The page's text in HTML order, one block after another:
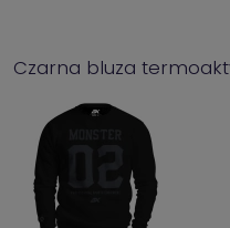
Czarna bluza